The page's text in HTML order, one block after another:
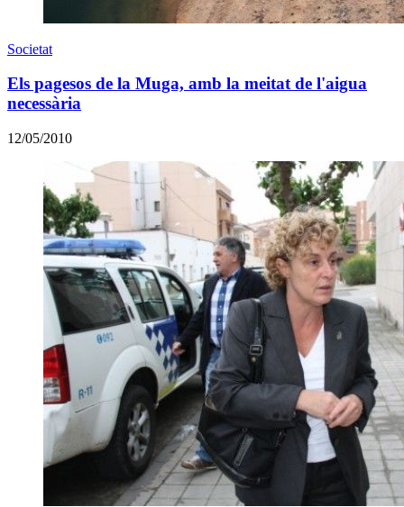
Societat
Els pagesos de la Muga, amb la meitat de l'aigua
necessària
12/05/2010